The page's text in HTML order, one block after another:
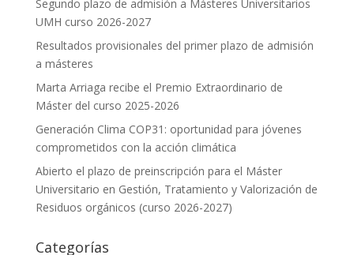
Segundo plazo de admisión a Másteres Universitarios
UMH curso 2026-2027
Resultados provisionales del primer plazo de admisión
a másteres
Marta Arriaga recibe el Premio Extraordinario de
Máster del curso 2025-2026
Generación Clima COP31: oportunidad para jóvenes
comprometidos con la acción climática
Abierto el plazo de preinscripción para el Máster
Universitario en Gestión, Tratamiento y Valorización de
Residuos orgánicos (curso 2026-2027)
Categorías